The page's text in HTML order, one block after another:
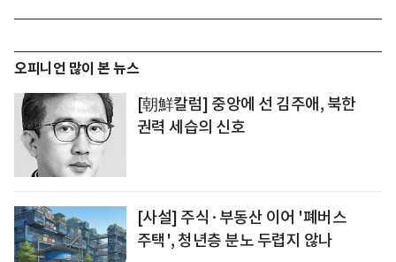
오피니언 많이 본 뉴스
[朝鮮칼럼] 중앙에 선 김주애, 북한
권력 세습의 신호
[사설] 주식·부동산 이어 '폐버스
주택', 청년층 분노 두렵지 않나